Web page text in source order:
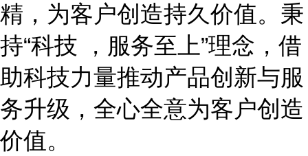
精，为客户创造持久价值。秉
持“科技 ，服务至上”理念，借
助科技力量推动产品创新与服
务升级，全心全意为客户创造
价值。